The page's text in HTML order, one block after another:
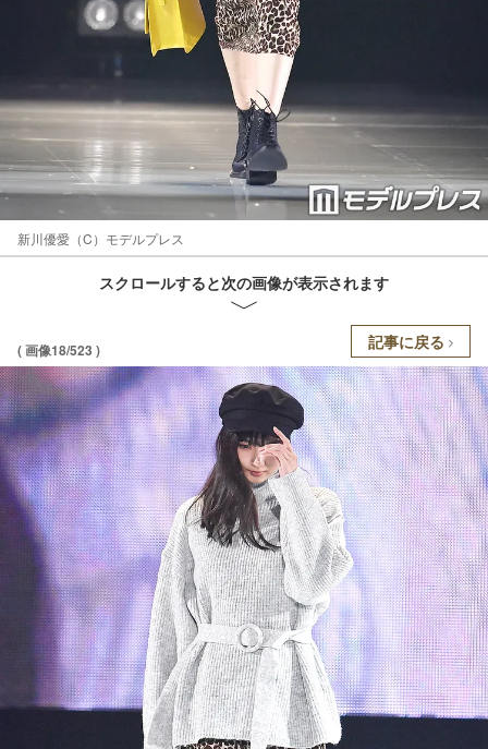
新川優愛（C）モデルプレス
スクロールすると次の画像が表示されます
( 画像18/523 ) 記事に戻る